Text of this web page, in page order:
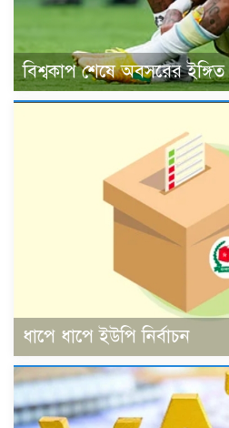
বিশ্বকাপ শেষে অবসরের
ধাপে ধাপে ইউপি নির্বাচন